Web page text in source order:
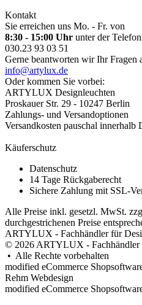
Kontakt
Sie erreichen uns Mo. - Fr. von
8:30 - 15:00 Uhr unter der
030.23 93 03 51
Gerne beantworten wir Ihr Fragen
info@artylux.de
Oder kommen Sie vorbei:
ARTYLUX Designleuchten
Proskauer Str. 29 - 10247 Berlin
Zahlungs- und Versandoptionen
Versandkosten pauschal innerhalb
Käuferschutz
Datenschutz
14 Tage Rückgaberecht
Sichere Zahlung mit SSL-
Alle Preise inkl. gesetzl. MwSt.
durchgestrichenen Preise
ARTYLUX - Fachhändler für
© 2026 ARTYLUX - Fachhändler
• Alle Rechte vorbehalten
modified eCommerce
Rehm Webdesign
modified eCommerce